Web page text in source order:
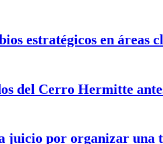
estratégicos en áreas
del Cerro Hermitte
juicio por organizar una